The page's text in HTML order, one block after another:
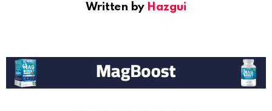
Written by Hazgui